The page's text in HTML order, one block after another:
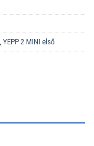
YEPP 2 MINI első